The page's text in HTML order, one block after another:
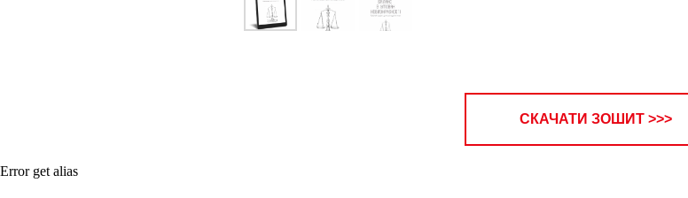
СКАЧАТИ ЗОШИТ >>>
Error get alias